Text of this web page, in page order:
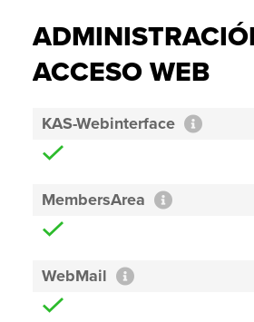
ACCESO WEB
KAS-Webinterface
MembersArea
WebMail